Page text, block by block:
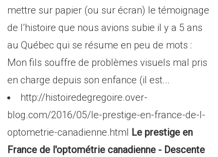
mettre sur papier (ou sur écran) le témoignage
de l’histoire que nous avions subie il y a 5 ans
au Québec qui se résume en peu de mots :
Mon fils souffre de problèmes visuels mal pris
en charge depuis son enfance (il est...
http://histoiredegregoire.over-
blog.com/2016/05/le-prestige-en-france-de-l-
optometrie-canadienne.html Le prestige en
France de l'optométrie canadienne - Descente